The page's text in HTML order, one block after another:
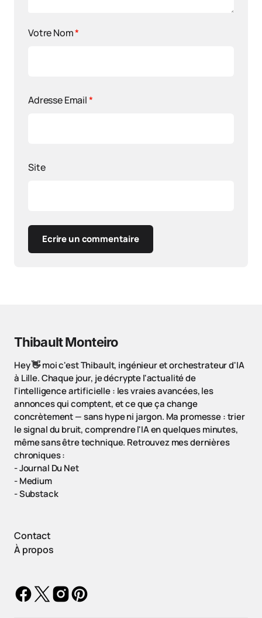
Votre Nom*
Adresse Email*
Site
Ecrire un commentaire
Thibault Monteiro
Hey 👋 moi c'est Thibault, ingénieur et orchestrateur d'IA
à Lille. Chaque jour, je décrypte l'actualité de
l'intelligence artificielle : les vraies avancées, les
annonces qui comptent, et ce que ça change
concrètement — sans hype ni jargon. Ma promesse : trier
le signal du bruit, comprendre l'IA en quelques minutes,
même sans être technique. Retrouvez mes dernières
chroniques :
-Journal Du Net
-Medium
-Substack
Contact
À propos